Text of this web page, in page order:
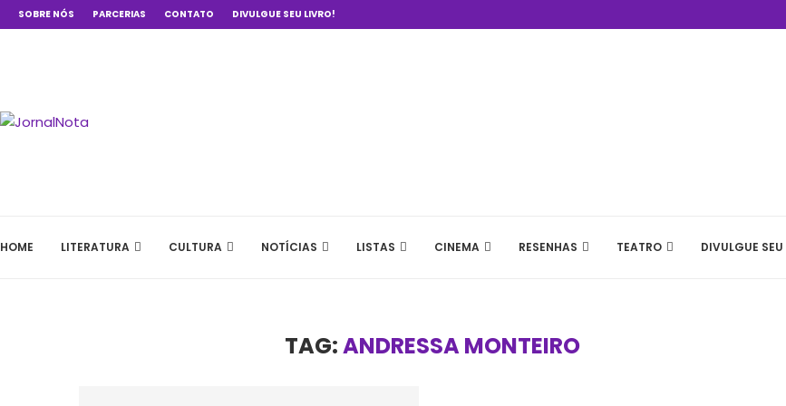
SOBRE NÓS PARCERIAS CONTATO DIVULGUE SEU LIVRO!
HOME LITERATURA CULTURA NOTÍCIAS LISTAS CINEMA RESENHAS TEATRO DIVULGUE
TAG:ANDRESSA MONTEIRO